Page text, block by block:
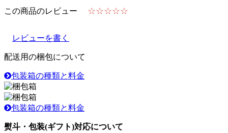
この商品のレビュー ☆☆☆☆☆
レビューを書く
配送用の梱包について
包装箱の種類と料金
包装箱の種類と料金
熨斗・包装(ギフト)対応について